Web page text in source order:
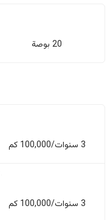
20 بوصة
3 سنوات/100,000 كم
3 سنوات/100,000 كم